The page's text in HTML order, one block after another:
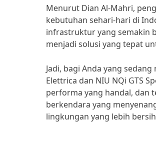
Menurut Dian Al-Mahri,
kebutuhan sehari-hari di
infrastruktur yang semakin
menjadi solusi yang tepat
Jadi, bagi Anda yang
Elettrica dan NIU NQi GTS
performa yang handal, dan
berkendara yang
lingkungan yang lebih